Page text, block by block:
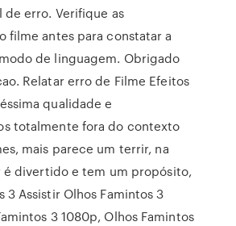
de erro. Verifique as
filme antes para constatar a
de linguagem. Obrigado
Relatar erro de Filme Efeitos
qualidade e
totalmente fora do contexto
mais parece um terrir, na
divertido e tem um propósito,
3 Assistir Olhos Famintos 3
3 1080p, Olhos Famintos